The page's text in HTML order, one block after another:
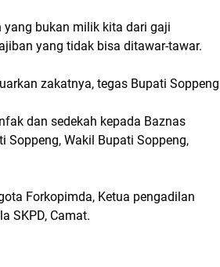
yang bukan milik kita dari gaji
yang tidak bisa ditawar-tawar.
zakatnya, tegas Bupati Soppeng
dan sedekah kepada Baznas
Soppeng, Wakil Bupati Soppeng,
Forkopimda, Ketua pengadilan
SKPD, Camat.